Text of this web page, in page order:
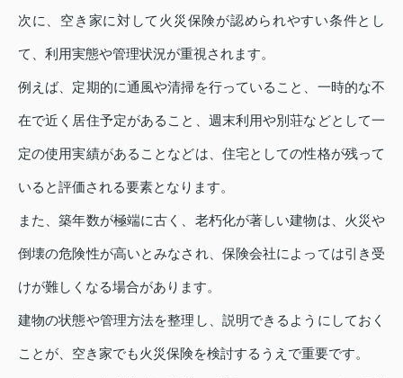
次に、空き家に対して火災保険が認められやすい条件とし
て、利用実態や管理状況が重視されます。
例えば、定期的に通風や清掃を行っていること、一時的な不
在で近く居住予定があること、週末利用や別荘などとして一
定の使用実績があることなどは、住宅としての性格が残って
いると評価される要素となります。
また、築年数が極端に古く、老朽化が著しい建物は、火災や
倒壊の危険性が高いとみなされ、保険会社によっては引き受
けが難しくなる場合があります。
建物の状態や管理方法を整理し、説明できるようにしておく
ことが、空き家でも火災保険を検討するうえで重要です。